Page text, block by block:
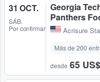
31 OCT.
SÁB.
Por confirmar
Georgia
Panthers
Acrisure
Más de 200
desde 65 US$